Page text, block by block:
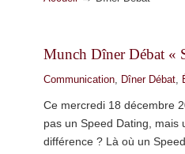
Munch Dîner Débat «
Communication, Dîner Débat,
Ce mercredi 18 décembre
pas un Speed Dating, mais
différence ? Là où un